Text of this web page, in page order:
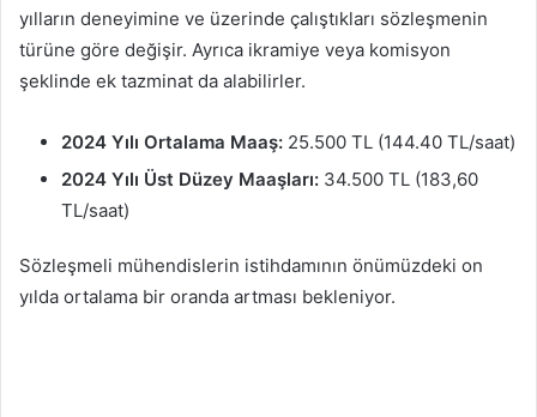
yılların deneyimine ve üzerinde çalıştıkları sözleşmenin
türüne göre değişir. Ayrıca ikramiye veya komisyon
şeklinde ek tazminat da alabilirler.
2024 Yılı Ortalama Maaş: 25.500 TL (144.40 TL/saat)
2024 Yılı Üst Düzey Maaşları: 34.500 TL (183,60
TL/saat)
Sözleşmeli mühendislerin istihdamının önümüzdeki on
yılda ortalama bir oranda artması bekleniyor.